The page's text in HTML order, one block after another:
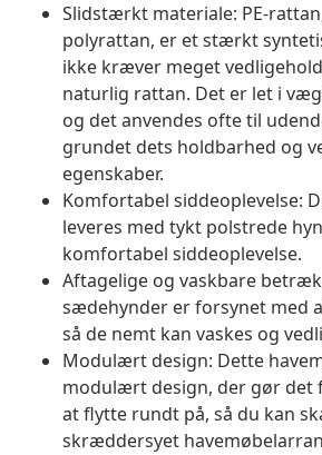
Slidstærkt materiale: PE-
polyrattan, er et stærkt
ikke kræver meget
naturlig rattan. Det er let i
og det anvendes ofte til
grundet dets holdbarhed og
egenskaber.
Komfortabel siddeoplevelse:
leveres med tykt polstrede
komfortabel siddeoplevelse.
Aftagelige og vaskbare
sædehynder er forsynet med
så de nemt kan vaskes og
Modulært design: Dette
modulært design, der gør det
at flytte rundt på, så du kan
skræddersyet